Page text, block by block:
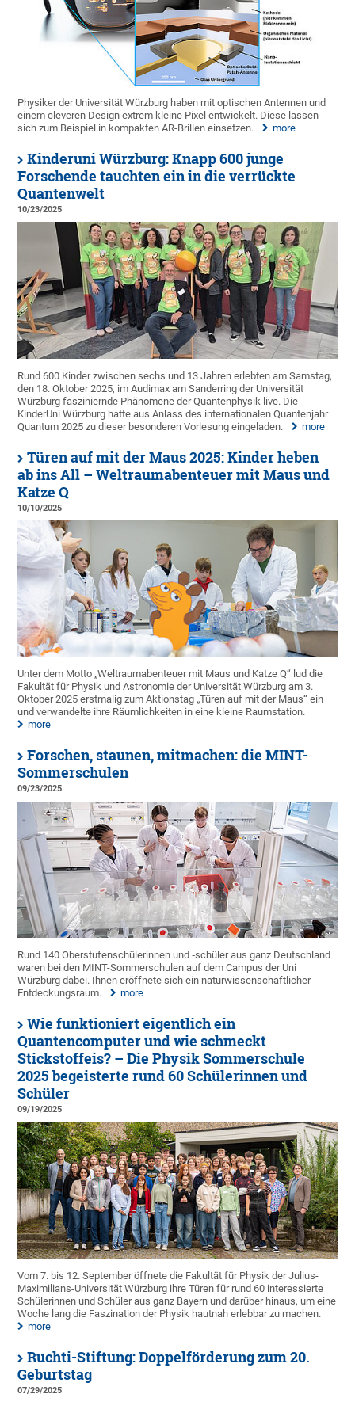
Physiker der Universität Würzburg haben mit optischen Antennen und
einem cleveren Design extrem kleine Pixel entwickelt. Diese lassen
sich zum Beispiel in kompakten AR-Brillen einsetzen.
more
Kinderuni Würzburg: Knapp 600 junge
Forschende tauchten ein in die verrückte
Quantenwelt
10/23/2025
Rund 600 Kinder zwischen sechs und 13 Jahren erlebten am Samstag,
den 18. Oktober 2025, im Audimax am Sanderring der Universität
Würzburg fasziniernde Phänomene der Quantenphysik live. Die
KinderUni Würzburg hatte aus Anlass des internationalen Quantenjahr
Quantum 2025 zu dieser besonderen Vorlesung eingeladen.
more
Türen auf mit der Maus 2025: Kinder heben
ab ins All – Weltraumabenteuer mit Maus und
Katze Q
10/10/2025
Unter dem Motto „Weltraumabenteuer mit Maus und Katze Q“ lud die
Fakultät für Physik und Astronomie der Universität Würzburg am 3.
Oktober 2025 erstmalig zum Aktionstag „Türen auf mit der Maus“ ein –
und verwandelte ihre Räumlichkeiten in eine kleine Raumstation.
more
Forschen, staunen, mitmachen: die MINT-
Sommerschulen
09/23/2025
Rund 140 Oberstufenschülerinnen und ‑schüler aus ganz Deutschland
waren bei den MINT-Sommerschulen auf dem Campus der Uni
Würzburg dabei. Ihnen eröffnete sich ein naturwissenschaftlicher
Entdeckungsraum.
more
Wie funktioniert eigentlich ein
Quantencomputer und wie schmeckt
Stickstoffeis? – Die Physik Sommerschule
2025 begeisterte rund 60 Schülerinnen und
Schüler
09/19/2025
Vom 7. bis 12. September öffnete die Fakultät für Physik der Julius-
Maximilians-Universität Würzburg ihre Türen für rund 60 interessierte
Schülerinnen und Schüler aus ganz Bayern und darüber hinaus, um eine
Woche lang die Faszination der Physik hautnah erlebbar zu machen.
more
Ruchti-Stiftung: Doppelförderung zum 20.
Geburtstag
07/29/2025